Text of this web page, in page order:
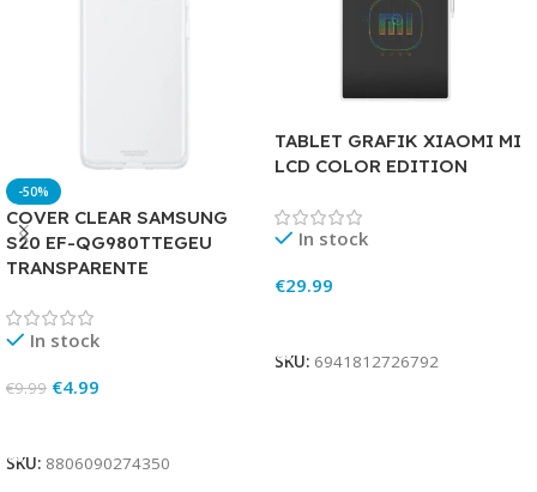
-50%
COVER CLEAR SAMSUNG
S20 EF-QG980TTEGEU
TRANSPARENTE
In stock
€9.99 €4.99
SKU: 8806090274350
TABLET GRAFIK XIAOMI MI
LCD COLOR EDITION
In stock
€29.99
SKU: 6941812726792